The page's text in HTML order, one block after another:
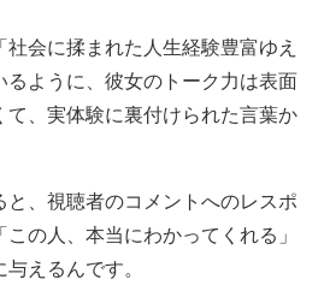
会に揉まれた人生経験豊富ゆえ
るように、彼女のトーク力は表面
て、実体験に裏付けられた言葉か
、視聴者のコメントへのレスポ
の人、本当にわかってくれる」
えるんです。